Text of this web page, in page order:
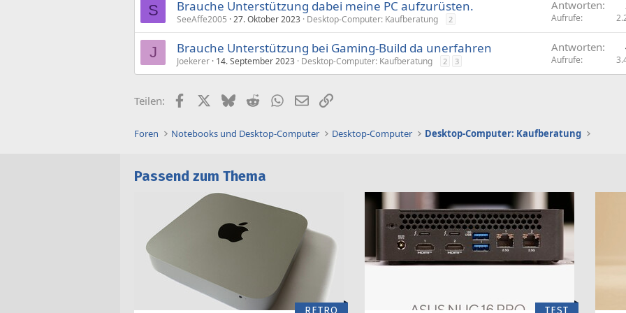
S Brauche Unterstützung dabei meine PC aufzurüsten.
SeeAffe2005 27. Oktober 2023 Desktop-Computer: Kaufberatung 2
Antworten
Aufrufe
J Brauche Unterstützung bei Gaming-Build da unerfahren
Joekerer 14. September 2023 Desktop-Computer: Kaufberatung 2 3
Antworten
Aufrufe
Teilen: FacebookX (Twitter)
BlueskyRedditWhatsApp
E-MailLink
Foren Notebooks und Desktop-Computer Desktop-Computer Desktop-Computer: Kaufberatung
Passend zum Thema
RETRO TEST